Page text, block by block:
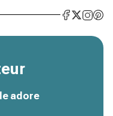
adore